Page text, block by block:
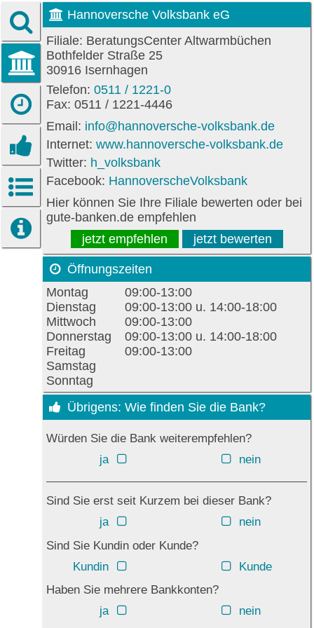
Hannoversche Volksbank eG
Filiale: BeratungsCenter Altwarmbüchen
Bothfelder Straße 25
30916 Isernhagen
Telefon: 0511 / 1221-0
Fax: 0511 / 1221-4446
Email: info@hannoversche-volksbank.de
Internet: www.hannoversche-volksbank.de
Twitter: h_volksbank
Facebook: HannoverscheVolksbank
Hier können Sie Ihre Filiale bewerten oder bei
gute-banken.de empfehlen
jetzt empfehlen
jetzt bewerten
Öffnungszeiten
Montag
09:00-13:00
Dienstag
09:00-13:00 u. 14:00-18:00
Mittwoch
09:00-13:00
Donnerstag
09:00-13:00 u. 14:00-18:00
Freitag
09:00-13:00
Samstag
Sonntag
Übrigens: Wie finden Sie die Bank?
Würden Sie die Bank weiterempfehlen?
ja
nein
Sind Sie erst seit Kurzem bei dieser Bank?
ja
nein
Sind Sie Kundin oder Kunde?
Kundin
Kunde
Haben Sie mehrere Bankkonten?
ja
nein